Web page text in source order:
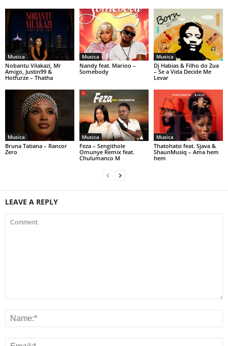
Musica
Nobantu Vilakazi, Mr
Amigo, Justin99 &
Hotfurze – Thatha
Musica
Nandy feat. Marioo –
Somebody
Musica
Dj Habias & Filho do Zua
– Se a Vida Decide Me
Levar
Musica
Bruna Tatiana – Rancor
Zero
Musica
Feza – Sengithole
Omunye Remix feat.
Chulumanco M
Musica
Thatohatsi feat. Sjava &
ShaunMusiq – Ama hem
hem
LEAVE A REPLY